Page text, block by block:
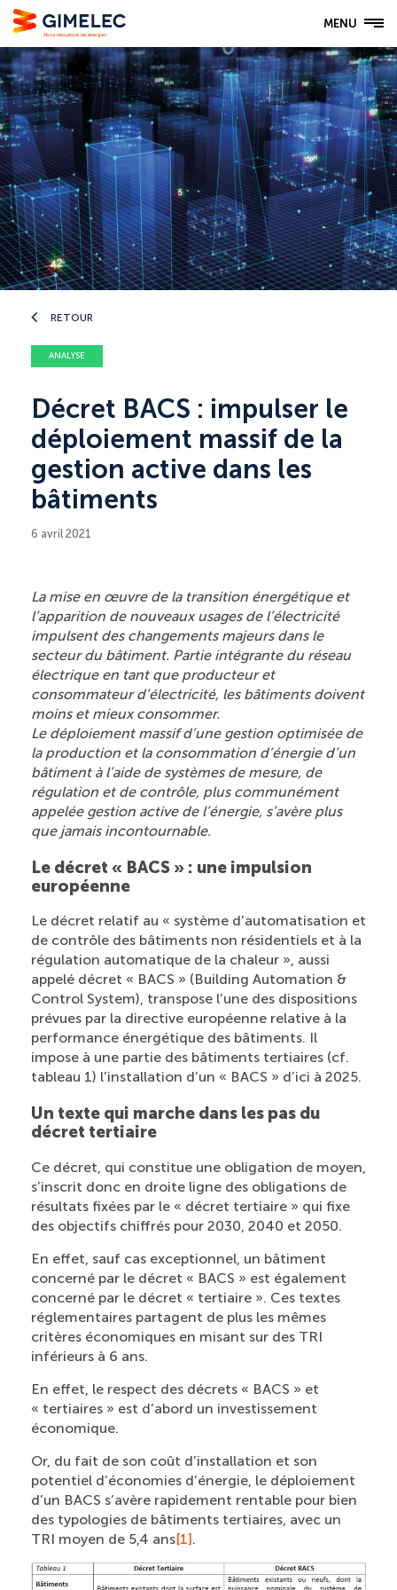
MENU
RETOUR
ANALYSE
Décret BACS : impulser le
déploiement massif de la
gestion active dans les
bâtiments
6 avril 2021
La mise en œuvre de la transition énergétique et
l’apparition de nouveaux usages de l’électricité
impulsent des changements majeurs dans le
secteur du bâtiment. Partie intégrante du réseau
électrique en tant que producteur et
consommateur d’électricité, les bâtiments doivent
moins et mieux consommer.
Le déploiement massif d’une gestion optimisée de
la production et la consommation d’énergie d’un
bâtiment à l’aide de systèmes de mesure, de
régulation et de contrôle, plus communément
appelée gestion active de l’énergie, s’avère plus
que jamais incontournable.
Le décret « BACS » : une impulsion
européenne
Le décret relatif au « système d’automatisation et
de contrôle des bâtiments non résidentiels et à la
régulation automatique de la chaleur », aussi
appelé décret « BACS » (Building Automation &
Control System), transpose l’une des dispositions
prévues par la directive européenne relative à la
performance énergétique des bâtiments. Il
impose à une partie des bâtiments tertiaires (cf.
tableau 1) l’installation d’un « BACS » d’ici à 2025.
Un texte qui marche dans les pas du
décret tertiaire
Ce décret, qui constitue une obligation de moyen,
s’inscrit donc en droite ligne des obligations de
résultats fixées par le « décret tertiaire » qui fixe
des objectifs chiffrés pour 2030, 2040 et 2050.
En effet, sauf cas exceptionnel, un bâtiment
concerné par le décret « BACS » est également
concerné par le décret « tertiaire ». Ces textes
réglementaires partagent de plus les mêmes
critères économiques en misant sur des TRI
inférieurs à 6 ans.
En effet, le respect des décrets « BACS » et
« tertiaires » est d’abord un investissement
économique.
Or, du fait de son coût d’installation et son
potentiel d’économies d’énergie, le déploiement
d’un BACS s’avère rapidement rentable pour bien
des typologies de bâtiments tertiaires, avec un
TRI moyen de 5,4 ans[1].